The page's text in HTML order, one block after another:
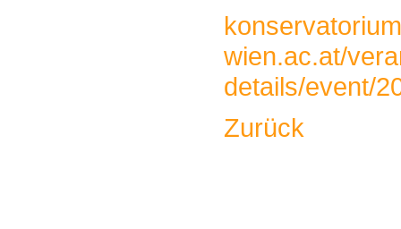
wien.ac.at/
details/event/
Zurück